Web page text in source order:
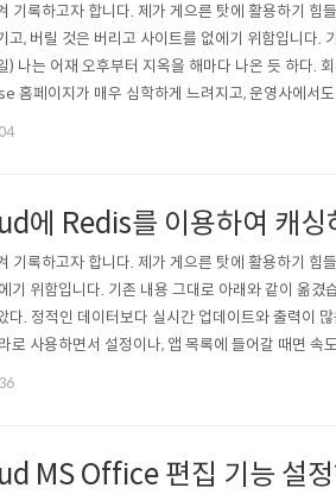
기록하고자 합니다. 제가 게으른 탓에 활용하기 힘
, 버릴 것은 버리고 사이트를 없에기 위함입니다.
나는 어재 오후부터 지옥을 해마다 나온 듯 하다.
홈페이지가 매우 심학하게 느려지고, 운영사에서
을 찾아 임시방편이지만 해결했다. htop 명령으로
에 Redis를 이용하여 캐싱
기록하고자 합니다. 제가 게으른 탓에 활용하기 힘
기 위함입니다. 기존 내용 그대로 아래와 같이 옮
다. 정적인 데이터보다 실시간 업데이트와 출력이
사용하면서 설정이나, 앱 목록에 들어갈 때면 속
게 빨라졌다. 아래의 설치 과정은 최대한 넥스트 클
MS Office 편집 기능 설정